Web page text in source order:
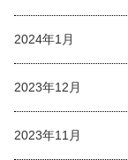
2024年1月
2023年12月
2023年11月